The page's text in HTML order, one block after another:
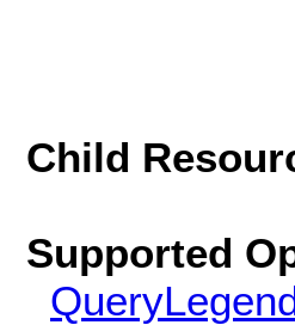
Child
Supported